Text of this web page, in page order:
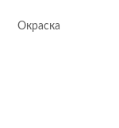
Окраска